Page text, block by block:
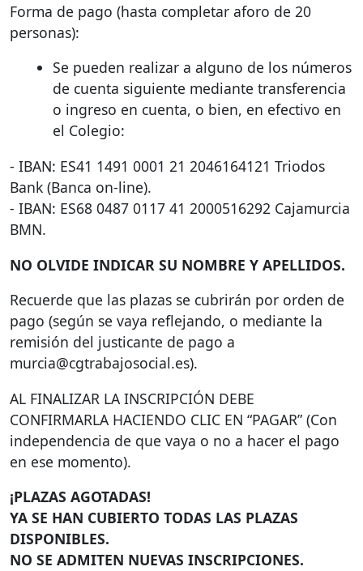
Forma de pago (hasta completar aforo de 20
personas):
Se pueden realizar a alguno de los números
de cuenta siguiente mediante transferencia
o ingreso en cuenta, o bien, en efectivo en
el Colegio:
- IBAN: ES41 1491 0001 21 2046164121 Triodos
Bank (Banca on-line).
- IBAN: ES68 0487 0117 41 2000516292 Cajamurcia
BMN.
NO OLVIDE INDICAR SU NOMBRE Y APELLIDOS.
Recuerde que las plazas se cubrirán por orden de
pago (según se vaya reflejando, o mediante la
remisión del justicante de pago a
murcia@cgtrabajosocial.es).
AL FINALIZAR LA INSCRIPCIÓN DEBE
CONFIRMARLA HACIENDO CLIC EN “PAGAR” (Con
independencia de que vaya o no a hacer el pago
en ese momento).
¡PLAZAS AGOTADAS!
YA SE HAN CUBIERTO TODAS LAS PLAZAS
DISPONIBLES.
NO SE ADMITEN NUEVAS INSCRIPCIONES.